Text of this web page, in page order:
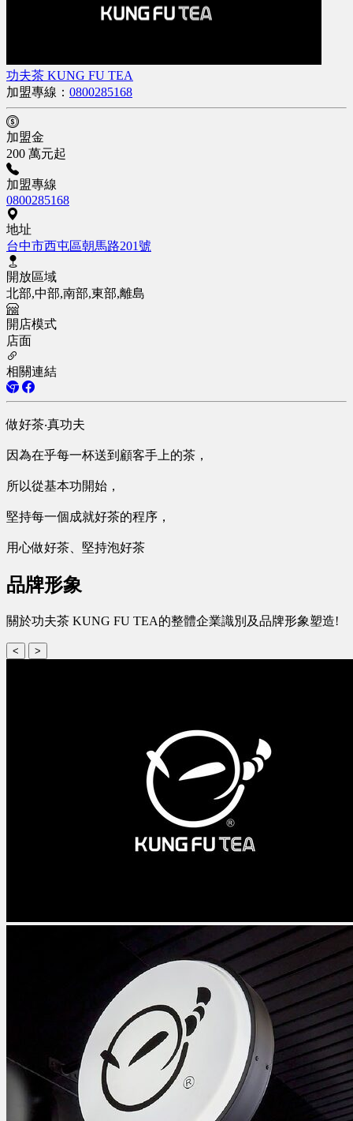
功夫茶 KUNG FU TEA
加盟專線： 0800285168
加盟金
200 萬元起
加盟專線
0800285168
地址
台中市西屯區朝馬路201號
開放區域
北部,中部,南部,東部,離島
開店模式
店面
相關連結
做好茶‧真功夫
因為在乎每一杯送到顧客手上的茶，
所以從基本功開始，
堅持每一個成就好茶的程序，
用心做好茶、堅持泡好茶
品牌形象
關於功夫茶 KUNG FU TEA的整體企業識別及品牌形象塑造!
< >